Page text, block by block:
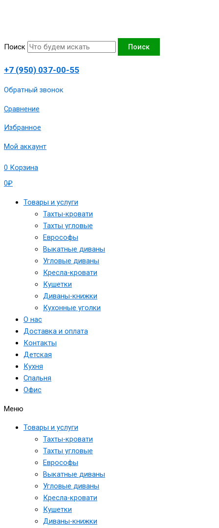
Поиск Поиск
+7 (950) 037-00-55
Обратный звонок
Сравнение
Избранное
Мой аккаунт
0₽
0 Корзина
Товары и услуги
Тахты-кровати
Тахты угловые
Еврософы
Выкатные диваны
Угловые диваны
Кресла-кровати
Кушетки
Диваны-книжки
Кухонные уголки
О нас
Доставка и оплата
Контакты
Детская
Кухня
Спальня
Офис
Меню
Товары и услуги
Тахты-кровати
Тахты угловые
Еврософы
Выкатные диваны
Угловые диваны
Кресла-кровати
Кушетки
Диваны-книжки
угловая
"Азалия-3",вид
сп.м,артикул
1980-
160-
Г-